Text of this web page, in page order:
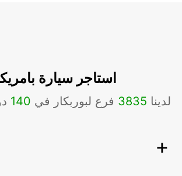
استاجر سيارة
لدينا 3835 فرع لبوربكار في 140